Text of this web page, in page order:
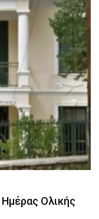
Ολικής